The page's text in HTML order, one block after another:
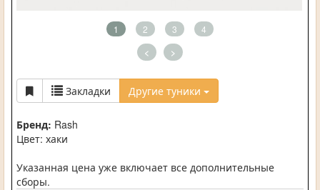
1 2 3 4
< >
Закладки Другие туники
Бренд: Rash
Цвет: хаки
Указанная цена уже включает все дополнительные
сборы.